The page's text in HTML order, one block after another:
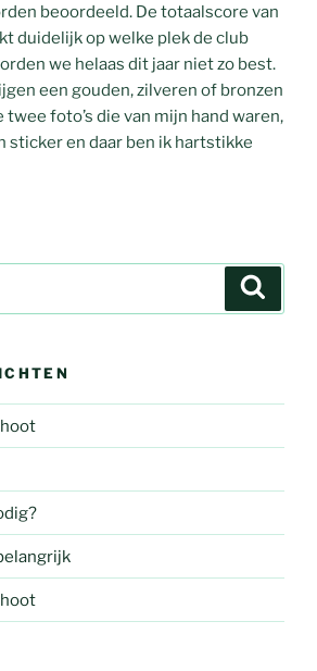
beoordeeld. De totaalscore van
duidelijk op welke plek de club
we helaas dit jaar niet zo best.
een gouden, zilveren of bronzen
twee foto’s die van mijn hand waren,
sticker en daar ben ik hartstikke